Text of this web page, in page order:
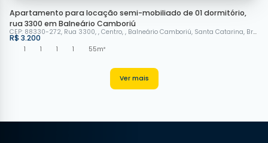
Apartamento para locação semi-mobiliado de 01 dormitório,
rua 3300 em Balneário Camboriú
R$ 3.200
CEP: 88330-272, Rua 3300 , Centro , Balneário Camboriú, Santa Catarina, Brasil
1
1 1 1 55m²